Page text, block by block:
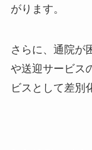
がります。
さらに、通院が
や送迎サービス
ビスとして差別